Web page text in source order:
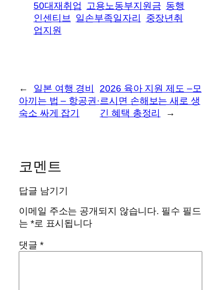
50대재취업 고용노동부지원금 동행
인센티브 일손부족일자리
중장년취
업지원
←
일본 여행 경비
아끼는 법 – 항공권·
숙소 싸게 잡기
2026 육아 지원 제도 –모
르시면 손해보는 새로 생
긴 혜택 총정리
→
코멘트
답글 남기기
이메일 주소는 공개되지 않습니다. 필수 필드
는 *로 표시됩니다
댓글 *